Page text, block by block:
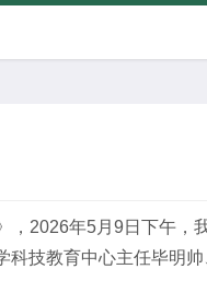
2026年5月9日下午，
技教育中心主任毕明